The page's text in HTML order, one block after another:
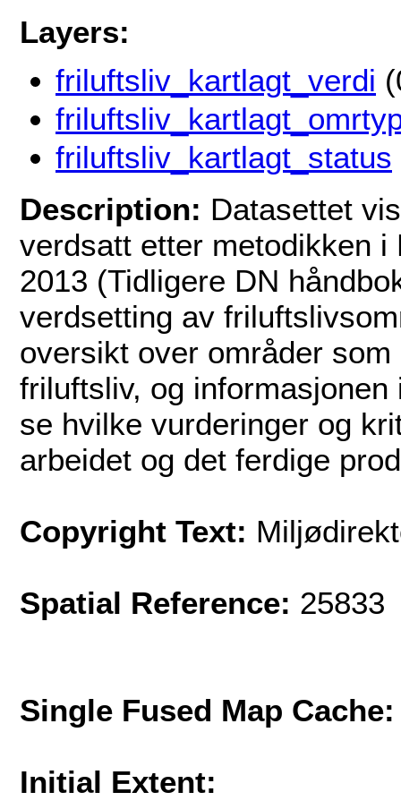
Layers:
friluftsliv_kartlagt_verdi
friluftsliv_kartlagt_status
Description: Datasettet
verdsatt etter metodikken
2013 (Tidligere DN
verdsetting av
oversikt over områder
friluftsliv, og
se hvilke vurderinger og
arbeidet og det ferdige
Copyright Text:
Spatial Reference: 25833
Single Fused Map
Initial Extent: